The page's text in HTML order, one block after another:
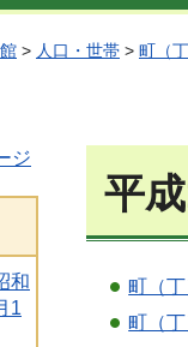
> 人口・世帯 > 町（
ジ
和
1
平
町（
町（